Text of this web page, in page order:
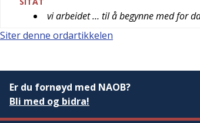
vi arbeidet … til å begynne med for
Siter denne ordartikkelen
Er du fornøyd med NAOB?
Bli med og bidra!